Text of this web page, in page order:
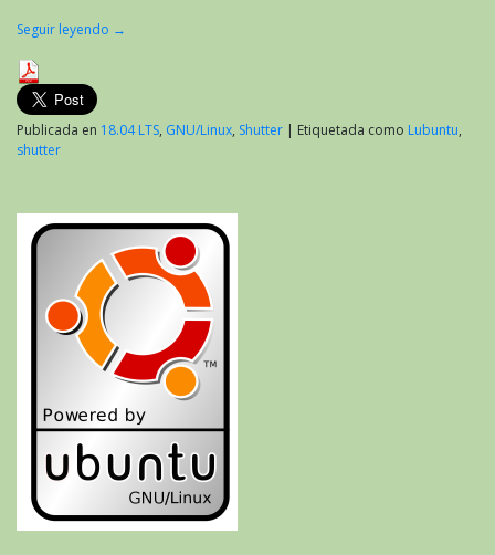
Seguir leyendo →
Publicada en 18.04 LTS, GNU/Linux, Shutter | Etiquetada como Lubuntu,
shutter